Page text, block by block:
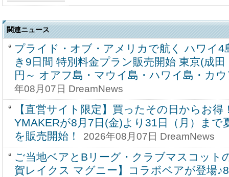
関連ニュース
プライド・オブ・アメリカで航く ハワイ4
き9日間 特別料金プラン販売開始 東京(成
円～ オアフ島・マウイ島・ハワイ島・カ
年08月07日 DreamNews
【直営サイト限定】買ったその日からお得
YMAKERが8月7日(金)より31日（月）まで
を販売開始！
2026年08月07日 DreamNews
ご当地ベアとBリーグ・クラブマスコット
賀レイクス マグニー】コラボベアが登場